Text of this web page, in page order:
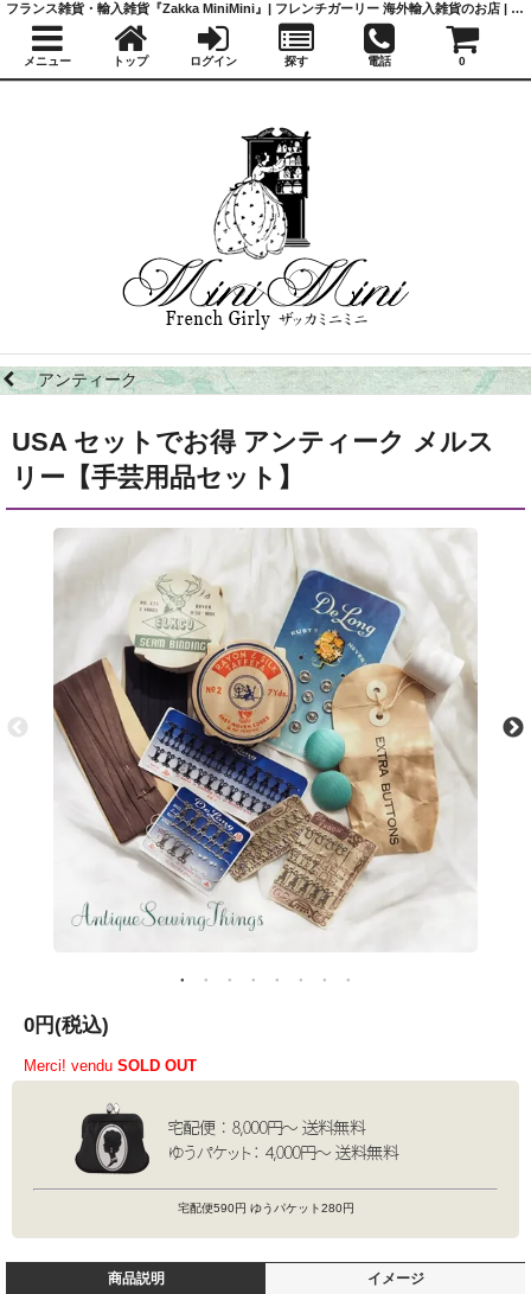
アンティーク
USA セットでお得 アンティーク メルス
リー【手芸用品セット】
0円(税込)
Merci! vendu SOLD OUT
宅配便590円 ゆうパケット280円
商品説明 イメージ
フランス雑貨・輸入雑貨『Zakka MiniMini』| フレンチガーリー 海外輸入雑貨のお店 | かわいい雑貨 | 蚤の市 | アンティーク
メニュー トップ ログイン 探す 電話 0